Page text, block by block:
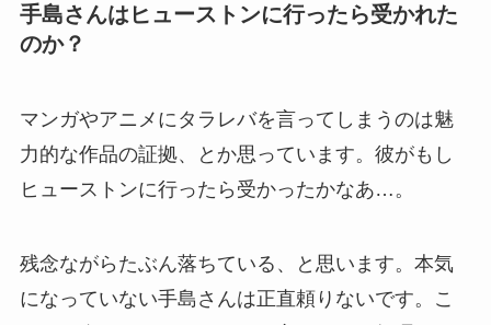
手島さんはヒューストンに行ったら受かれた
のか？
マンガやアニメにタラレバを言ってしまうのは魅
力的な作品の証拠、とか思っています。彼がもし
ヒューストンに行ったら受かったかなあ…。
残念ながらたぶん落ちている、と思います。本気
になっていない手島さんは正直頼りないです。こ